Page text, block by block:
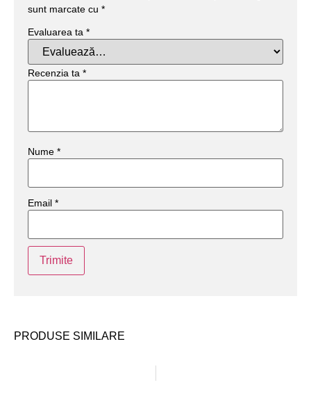
PRODUSE SIMILARE
sunt marcate cu *
Evaluarea ta *
Recenzia ta *
Nume *
Email *